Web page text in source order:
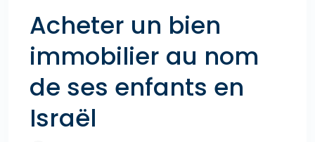
Acheter un bien
immobilier au nom
de ses enfants en
Israël